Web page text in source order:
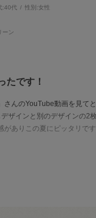
:40代 性別:女性
ーン
たです！
さんのYouTube動画を見
ザインと別のデザインの2
がありこの夏にピッタリで